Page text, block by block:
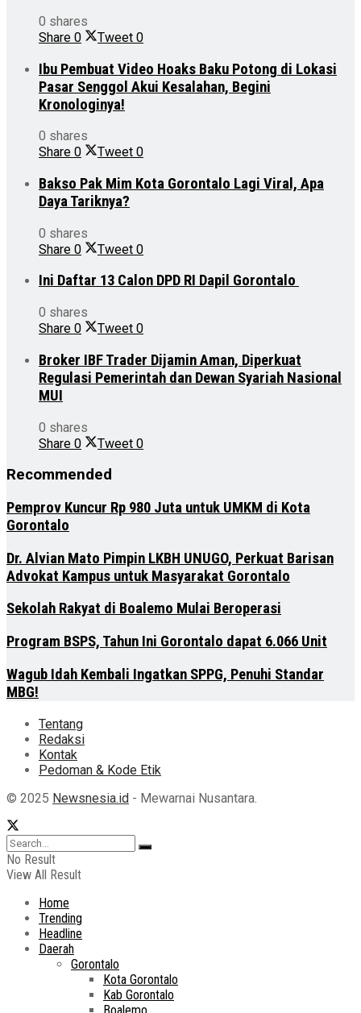
0 shares
Share 0 Tweet 0
Ibu Pembuat Video Hoaks Baku Potong di Lokasi
Pasar Senggol Akui Kesalahan, Begini
Kronologinya!
0 shares
Share 0 Tweet 0
Bakso Pak Mim Kota Gorontalo Lagi Viral, Apa
Daya Tariknya?
0 shares
Share 0 Tweet 0
Ini Daftar 13 Calon DPD RI Dapil Gorontalo
0 shares
Share 0 Tweet 0
Broker IBF Trader Dijamin Aman, Diperkuat
Regulasi Pemerintah dan Dewan Syariah Nasional
MUI
0 shares
Share 0 Tweet 0
Recommended
Pemprov Kuncur Rp 980 Juta untuk UMKM di Kota
Gorontalo
Dr. Alvian Mato Pimpin LKBH UNUGO, Perkuat Barisan
Advokat Kampus untuk Masyarakat Gorontalo
Sekolah Rakyat di Boalemo Mulai Beroperasi
Program BSPS, Tahun Ini Gorontalo dapat 6.066 Unit
Wagub Idah Kembali Ingatkan SPPG, Penuhi Standar
MBG!
Tentang
Redaksi
Kontak
Pedoman & Kode Etik
© 2025 Newsnesia.id - Mewarnai Nusantara.
No Result
View All Result
Home
Trending
Headline
Daerah
Gorontalo
Kota Gorontalo
Kab Gorontalo
Boalemo